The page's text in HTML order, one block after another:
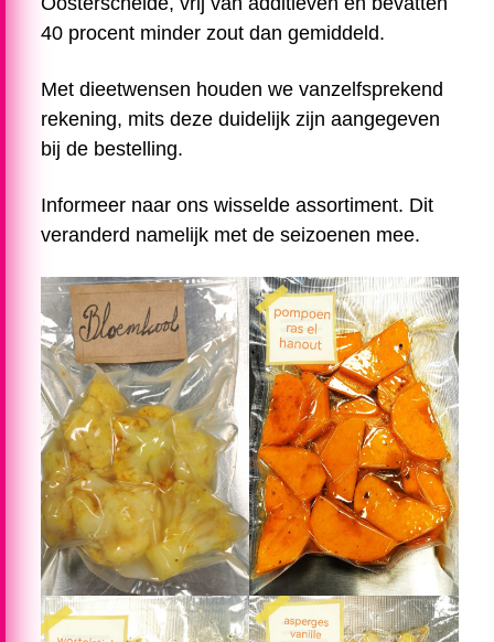
40 procent minder zout dan gemiddeld.
Met dieetwensen houden we vanzelfsprekend
rekening, mits deze duidelijk zijn aangegeven
bij de bestelling.
Informeer naar ons wisselde assortiment. Dit
veranderd namelijk met de seizoenen mee.